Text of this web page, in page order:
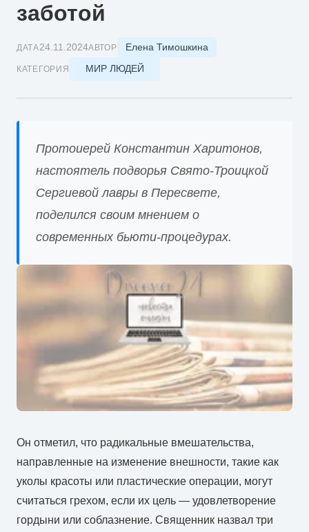
заботой
ДАТА24.11.2024АВТОР Елена Тимошкина
КАТЕГОРИЯ МИР ЛЮДЕЙ
Протоиерей Константин Харитонов,
настоятель подворья Свято-Троицкой
Сергиевой лавры в Пересвете,
поделился своим мнением о
современных бьюти-процедурах.
Он отметил, что радикальные вмешательства,
направленные на изменение внешности, такие как
уколы красоты или пластические операции, могут
считаться грехом, если их цель — удовлетворение
гордыни или соблазнение. Священник назвал три